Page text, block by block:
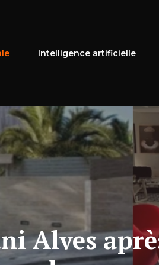
Intelligence artificielle
Alves